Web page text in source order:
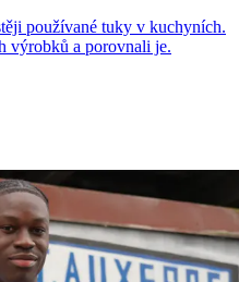
používané tuky v kuchyních.
výrobků a porovnali je.